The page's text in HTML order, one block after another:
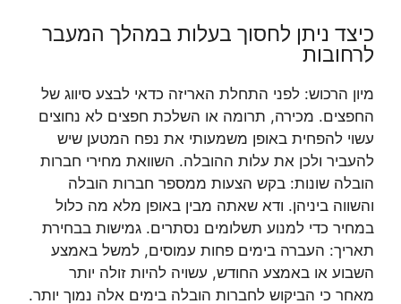
כיצד ניתן לחסוך בעלות במהלך המעבר
לרחובות
מיון הרכוש: לפני התחלת האריזה כדאי לבצע סיווג של
החפצים. מכירה, תרומה או השלכת חפצים לא נחוצים
עשוי להפחית באופן משמעותי את נפח המטען שיש
להעביר ולכן את עלות ההובלה. השוואת מחירי חברות
הובלה שונות: בקש הצעות ממספר חברות הובלה
והשווה ביניהן. ודא שאתה מבין באופן מלא מה כלול
במחיר כדי למנוע תשלומים נסתרים. גמישות בבחירת
תאריך: העברה בימים פחות עמוסים, למשל באמצע
השבוע או באמצע החודש, עשויה להיות זולה יותר
מאחר כי הביקוש לחברות הובלה בימים אלה נמוך יותר.